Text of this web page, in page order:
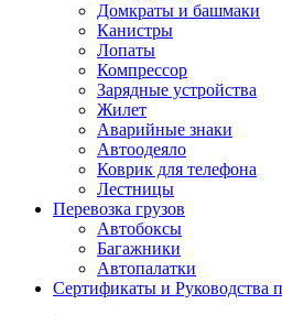
Домкраты и башмаки
Канистры
Лопаты
Компрессор
Зарядные устройства
Жилет
Аварийные знаки
Автоодеяло
Коврик для телефона
Лестницы
Перевозка грузов
Автобоксы
Багажники
Автопалатки
Сертификаты и Руководства